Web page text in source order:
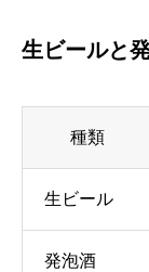
生ビールと
種類
生ビール
発泡酒